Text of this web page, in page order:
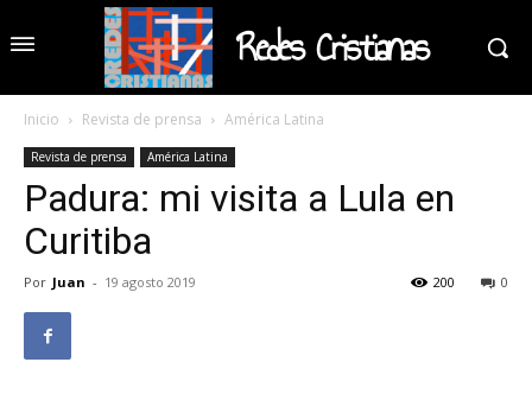
Redes Cristianas
Inicio Revista de prensa América Latina
Revista de prensa América Latina
Padura: mi visita a Lula en
Curitiba
Por Juan - 19 agosto 2019 0
200